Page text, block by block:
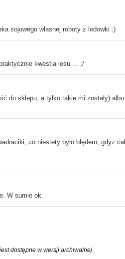
sojowego wlasnej roboty z lodowki :)
kwestia losu ... ;/
do sklepu, a tylko takie mi zostały)
co niestety było błędem, gdyż
W sumie ok.
dostępne w wersji archiwalnej.